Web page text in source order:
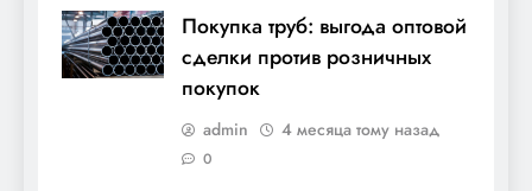
Покупка труб: выгода оптовой
сделки против розничных
покупок
admin 4 месяца тому назад
0